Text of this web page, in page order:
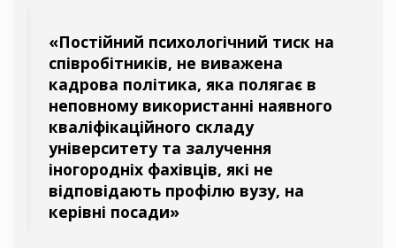
«Постійний психологічний тиск на
співробітників, не виважена
кадрова політика, яка полягає в
неповному використанні наявного
кваліфікаційного складу
університету та залучення
іногородніх фахівців, які не
відповідають профілю вузу, на
керівні посади»